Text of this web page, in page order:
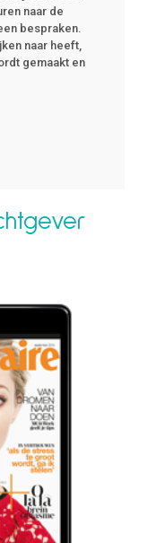
naar de
bespraken.
naar heeft,
gemaakt en